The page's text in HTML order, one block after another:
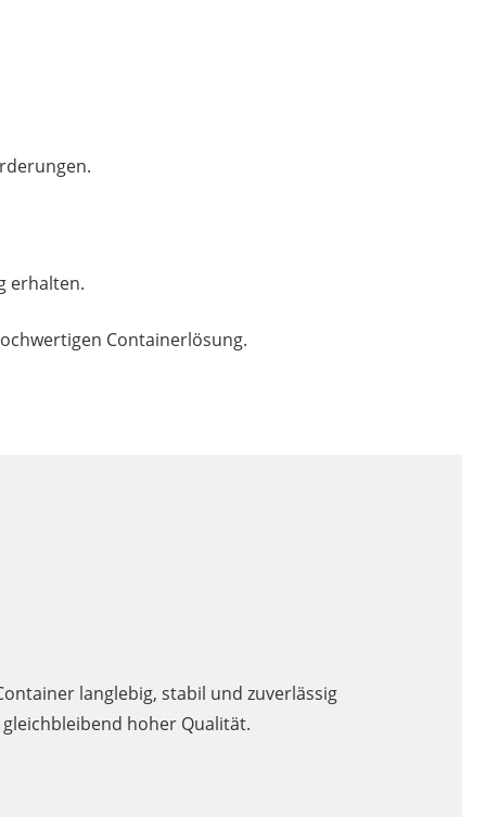
erhalten.
Containerlösung.
langlebig, stabil und zuverlässig
hoher Qualität.